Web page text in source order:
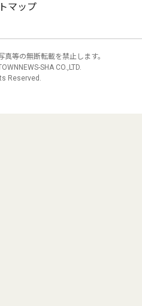
マップ
等の無断転載を禁止します。
SHA CO.,LTD.
Reserved.